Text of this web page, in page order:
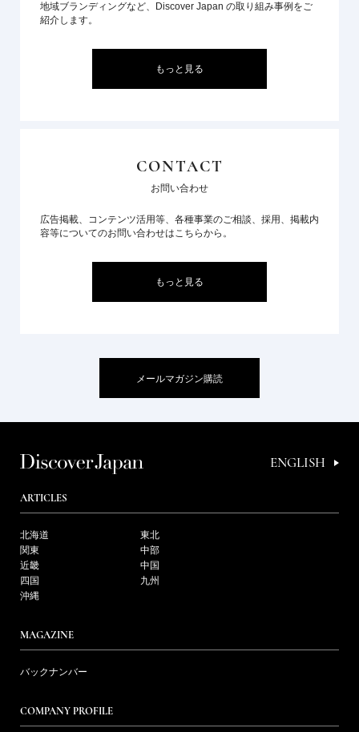
地域ブランディングなど、Discover Japan の取り組み事例をご
紹介します。
もっと見る
CONTACT
お問い合わせ
広告掲載、コンテンツ活用等、各種事業のご相談、採用、掲載内
容等についてのお問い合わせはこちらから。
もっと見る
メールマガジン購読
ENGLISH
ARTICLES
北海道
東北
関東
中部
近畿
中国
四国
九州
沖縄
MAGAZINE
バックナンバー
COMPANY PROFILE